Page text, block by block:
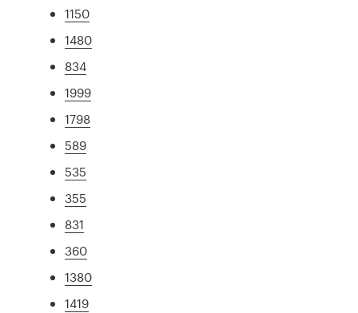
1150
1480
834
1999
1798
589
535
355
831
360
1380
1419